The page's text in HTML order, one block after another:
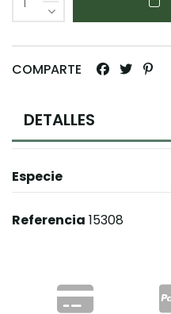
COMPARTE
DETALLES
Especie
Referencia 15308